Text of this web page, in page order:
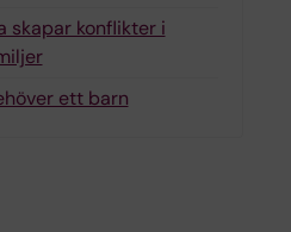
skapar konflikter i
ett barn